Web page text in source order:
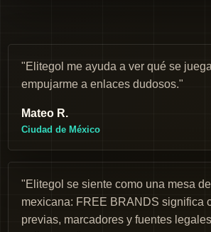
"Elitegol me ayuda a ver qué se
empujarme a enlaces dudosos."
Mateo R.
Ciudad de México
"Elitegol se siente como una mesa
mexicana: FREE BRANDS significa
previas, marcadores y fuentes